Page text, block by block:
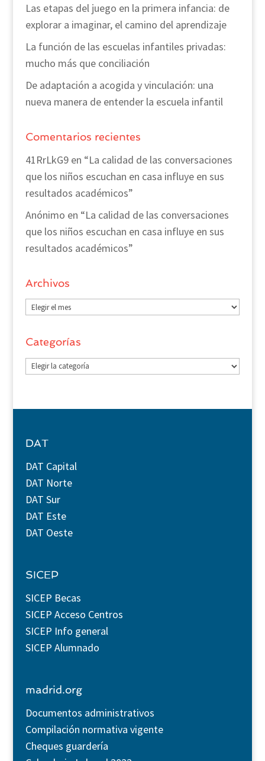
Las etapas del juego en la primera infancia: de
explorar a imaginar, el camino del aprendizaje
La función de las escuelas infantiles privadas:
mucho más que conciliación
De adaptación a acogida y vinculación: una
nueva manera de entender la escuela infantil
Comentarios recientes
41RrLkG9en “La calidad de las conversaciones
que los niños escuchan en casa influye en sus
resultados académicos”
Anónimo en “La calidad de las conversaciones
que los niños escuchan en casa influye en sus
resultados académicos”
Archivos
Archivos
Categorías
Categorías
DAT
DAT Capital
DAT Norte
DAT Sur
DAT Este
DAT Oeste
SICEP
SICEP Becas
SICEP Acceso Centros
SICEP Info general
SICEP Alumnado
madrid.org
Documentos administrativos
Compilación normativa vigente
Cheques guardería